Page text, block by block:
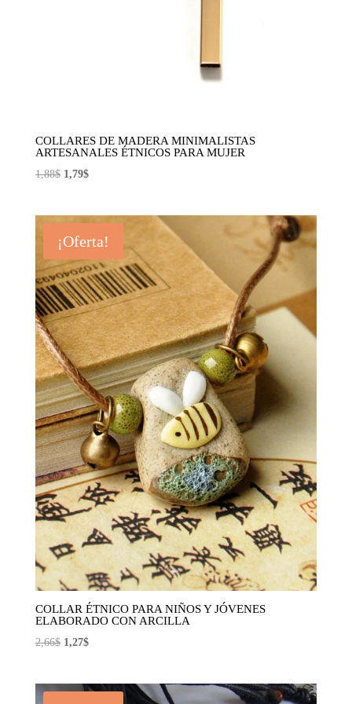
COLLARES DE MADERA MINIMALISTAS
ARTESANALES ÉTNICOS PARA MUJER
1,88$ El
era:
1,88$.
1,79$El
es:
1,79$.
¡Oferta!
COLLAR ÉTNICO PARA NIÑOS Y JÓVENES
ELABORADO CON ARCILLA
2,66$ El
era:
1,27$El
es: